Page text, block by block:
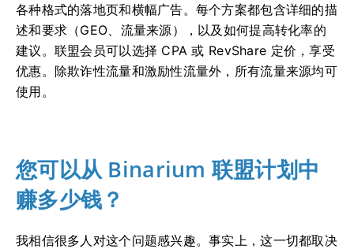
各种格式的落地页和横幅广告。每个方案都包含详细的描
述和要求（GEO、流量来源），以及如何提高转化率的
建议。联盟会员可以选择 CPA 或 RevShare 定价，享受
优惠。除欺诈性流量和激励性流量外，所有流量来源均可
使用。
您可以从 Binarium 联盟计划中
赚多少钱？
我相信很多人对这个问题感兴趣。事实上，这一切都取决